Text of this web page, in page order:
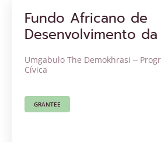
Fundo Africano de
Desenvolvimento
Umgabulo The Demokhrasi ‒
Cívica
GRANTEE